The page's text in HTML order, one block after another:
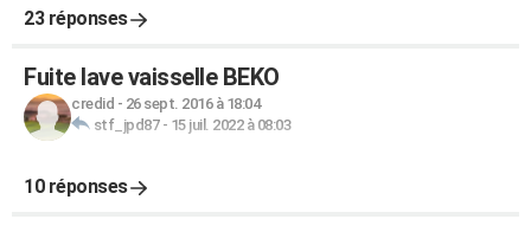
23 réponses
Fuite lave vaisselle BEKO
credid - 26 sept. 2016 à 18:04
stf_jpd87- 15 juil. 2022 à 08:03
10 réponses